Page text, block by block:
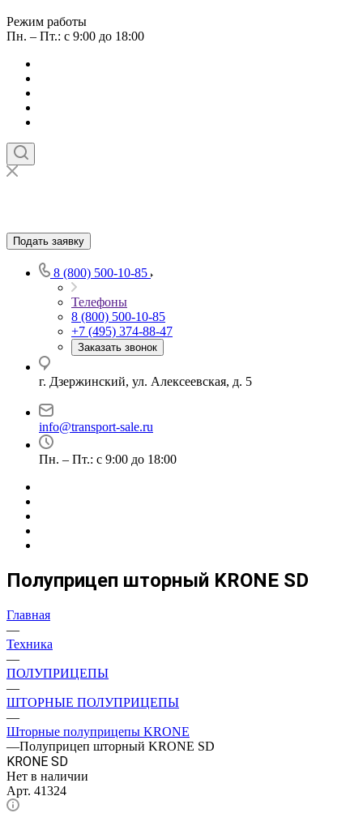
Режим работы
Пн. – Пт.: с 9:00 до 18:00
Подать заявку
8 (800) 500-10-85
Телефоны
8 (800) 500-10-85
+7 (495) 374-88-47
Заказать звонок
г. Дзержинский, ул. Алексеевская, д. 5
info@transport-sale.ru
Пн. – Пт.: с 9:00 до 18:00
Полуприцеп шторный KRONE SD
Главная
—
Техника
—
ПОЛУПРИЦЕПЫ
—
ШТОРНЫЕ ПОЛУПРИЦЕПЫ
—
Шторные полуприцепы KRONE
—Полуприцеп шторный KRONE SD
KRONE SD
Нет в наличии
Арт. 41324